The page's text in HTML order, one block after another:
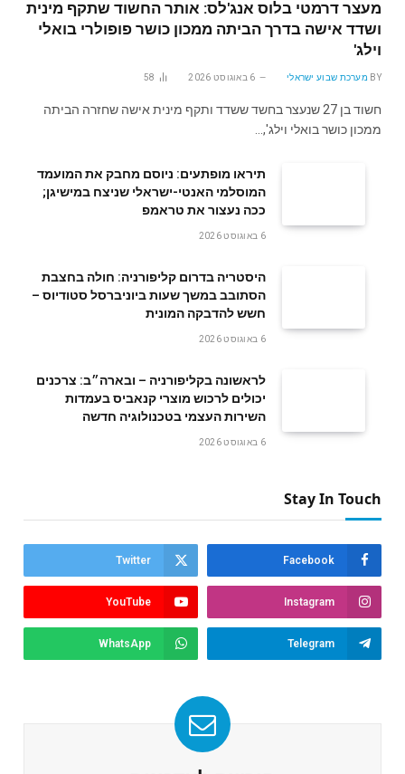
מעצר דרמטי בלוס אנג'לס: אותר החשוד שתקף מינית
ושדד אישה בדרך הביתה ממכון כושר פופולרי בואלי
וילג'
BY מערכת שבוע ישראלי 6 באוגוסט 2026 58
חשוד בן 27 שנעצר בחשד ששדד ותקף מינית אישה שחזרה הביתה
ממכון כושר בואלי וילג',…
תיראו מופתעים: ניוסם מחבק את המועמד
המוסלמי האנטי-ישראלי שניצח במישיגן;
ככה נעצור את טראמפ
6 באוגוסט 2026
היסטריה בדרום קליפורניה: חולה בחצבת
הסתובב במשך שעות ביוניברסל סטודיוס –
חשש להדבקה המונית
6 באוגוסט 2026
לראשונה בקליפורניה – ובארה״ב: צרכנים
יכולים לרכוש מוצרי קנאביס בעמדות
השירות העצמי בטכנולוגיה חדשה
6 באוגוסט 2026
Stay In Touch
Facebook
Twitter
Instagram
YouTube
Telegram
WhatsApp